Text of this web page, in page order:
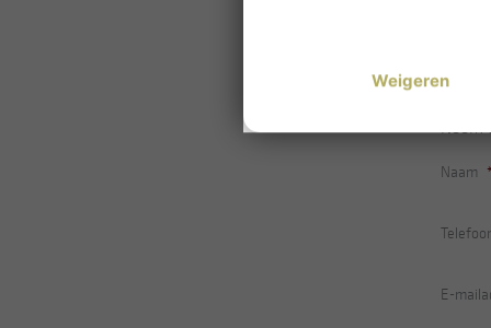
U kunt uw toestemming
Om u de best mogelijke
zijn kleine bestandjes die
partijen gegevens
Hieronder kunt u
op: noodzakelijke
U kunt uw keuzes altijd
Weigeren
Neem
Naam
E-